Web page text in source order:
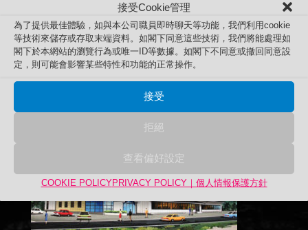
接受Cookie管理
為了提供最佳體驗，如與本公司職員即時聊天等功能，我們利用cookie
等技術來儲存或存取末端資料。如閣下同意這些技術，我們將能處理如
閣下於本網站的瀏覽行為或唯一ID等數據。如閣下不同意或撤回同意設
定，則可能會影響某些特性和功能的正常操作。
接受
拒絕
查看偏好設定
COOKIE POLICYPRIVACY POLICY｜個人情報保護方針